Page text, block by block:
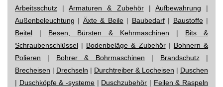
Arbeitsschutz |Armaturen & Zubehör| Aufbewahrung |
Außenbeleuchtung | Äxte & Beile| Baubedarf| Baustoffe|
Beitel | Besen, Bürsten & Kehrmaschinen | Bits &
Schraubenschlüssel | Bodenbeläge & Zubehör| Bohnern &
Polieren | Bohrer & Bohrmaschinen | Brandschutz|
Brecheisen | Drechseln | Durchtreiber & Locheisen | Duschen
| Duschköpfe & -systeme | Duschzubehör | Feilen & Raspeln